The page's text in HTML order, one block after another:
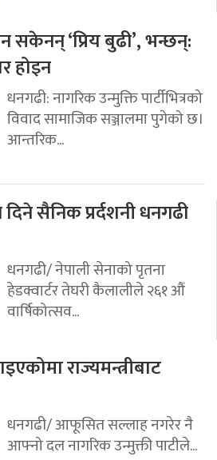
‘प्रिय बुढी’, भन्छन्:
होइन
धनगढी: नागरिक उन्मुक्ति पार्टीभित्रको
विवाद सामाजिक सञ्जालमा पुगेको छ।
आन्तरिक...
सैनिक प्रर्दशनी धनगढी
धनगढी/ नेपाली सेनाको पृतना
हेडक्वार्टर तेघरी कैलालीले २६१ औं
वार्षिकोत्सव...
राज्यमन्त्रीबाट
धनगढी/ आफूसित सल्लाह नगरेर नै
आफ्नो दल नागरिक उन्मुक्ती पाटीले...